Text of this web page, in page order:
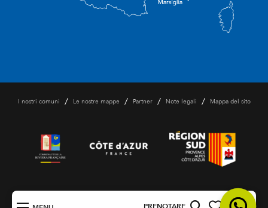
I nostri comuni / Le nostre mappe / Partner / Note legali / Mappa del sito